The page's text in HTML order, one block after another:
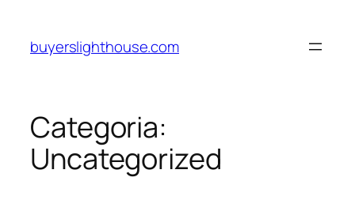
buyerslighthouse.com
Categoria:
Uncategorized